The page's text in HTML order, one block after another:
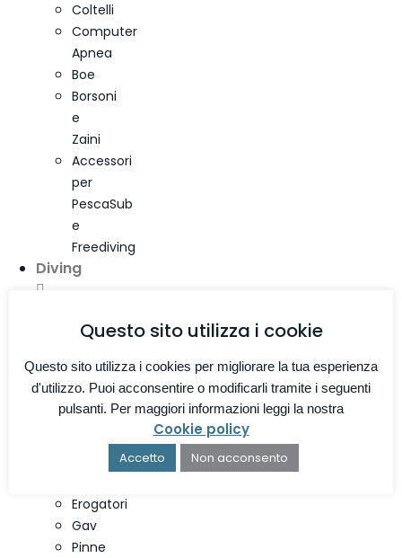
Coltelli
Computer
Apnea
Boe
Borsoni
e
Zaini
Accessori
per
PescaSub
e
Freediving
Diving
Mute
Mute
Stagne
Maschere
Diving
Computer
Erogatori
Gav
Pinne
Questo sito utilizza i cookie
Questo sito utilizza i cookies per migliorare la tua esperienza
d'utilizzo. Puoi acconsentire o modificarli tramite i seguenti
pulsanti. Per maggiori informazioni leggi la nostra
Cookie policy
Accetto Non acconsento